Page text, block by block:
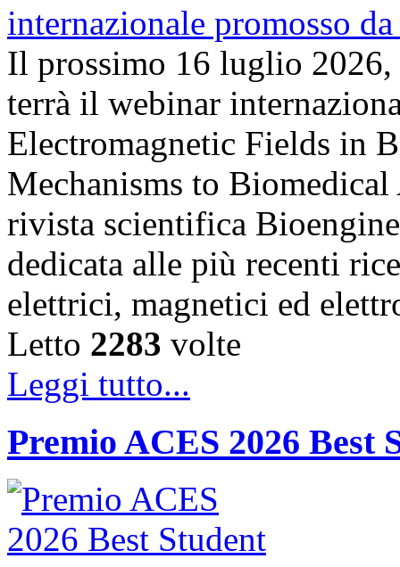
Il prossimo 16 luglio
terrà il webinar
Electromagnetic Fields in
Mechanisms to
rivista scientifica
dedicata alle più recenti
elettrici, magnetici ed
Letto 2283 volte
Leggi tutto...
Premio ACES 2026 Best